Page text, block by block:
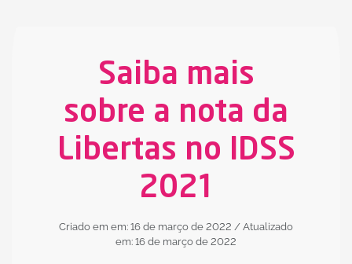
Saiba mais
sobre a nota da
Libertas no IDSS
2021
Criado em em: 16 de março de 2022 / Atualizado
em: 16 de março de 2022